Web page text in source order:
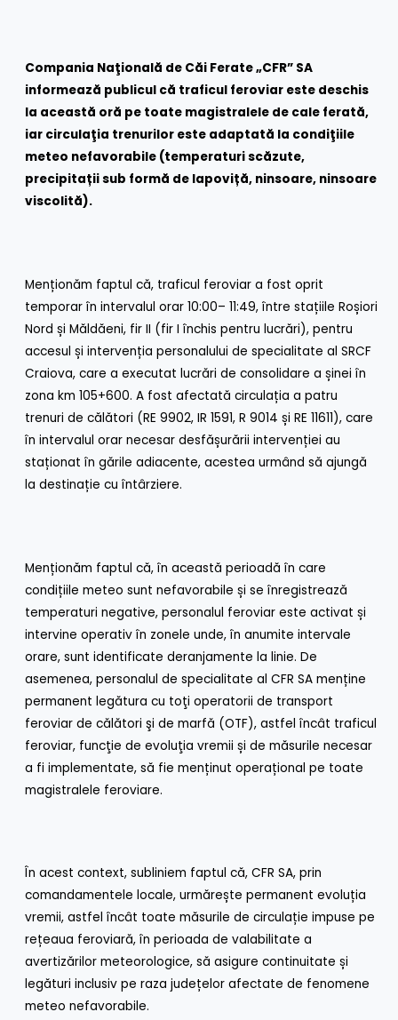
Compania Naţională de Căi Ferate „CFR” SA
informează publicul că traficul feroviar este deschis
la această oră pe toate magistralele de cale ferată,
iar circulaţia trenurilor este adaptată la condiţiile
meteo nefavorabile (temperaturi scăzute,
precipitații sub formă de lapoviță, ninsoare, ninsoare
viscolită).
Menționăm faptul că, traficul feroviar a fost oprit
temporar în intervalul orar 10:00– 11:49, între stațiile Roșiori
Nord și Măldăeni, fir II (fir I închis pentru lucrări), pentru
accesul și intervenția personalului de specialitate al SRCF
Craiova, care a executat lucrări de consolidare a șinei în
zona km 105+600. A fost afectată circulația a patru
trenuri de călători (RE 9902, IR 1591, R 9014 și RE 11611), care
în intervalul orar necesar desfășurării intervenției au
staționat în gările adiacente, acestea urmând să ajungă
la destinație cu întârziere.
Menționăm faptul că, în această perioadă în care
condițiile meteo sunt nefavorabile și se înregistrează
temperaturi negative, personalul feroviar este activat și
intervine operativ în zonele unde, în anumite intervale
orare, sunt identificate deranjamente la linie. De
asemenea, personalul de specialitate al CFR SA menține
permanent legătura cu toţi operatorii de transport
feroviar de călători şi de marfă (OTF), astfel încât traficul
feroviar, funcţie de evoluţia vremii și de măsurile necesar
a fi implementate, să fie menținut operațional pe toate
magistralele feroviare.
În acest context, subliniem faptul că, CFR SA, prin
comandamentele locale, urmărește permanent evoluția
vremii, astfel încât toate măsurile de circulație impuse pe
rețeaua feroviară, în perioada de valabilitate a
avertizărilor meteorologice, să asigure continuitate și
legături inclusiv pe raza județelor afectate de fenomene
meteo nefavorabile.